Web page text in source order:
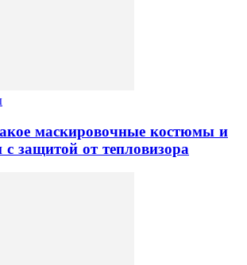
маскировочные костюмы и
с защитой от тепловизора